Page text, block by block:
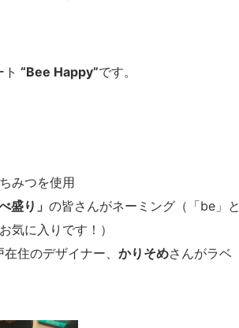
“Bee Happy”です。
みつを使用
盛り」 の皆さんがネーミング（「be」と
気に入りです！）
住のデザイナー、 かりそめさんがラベ